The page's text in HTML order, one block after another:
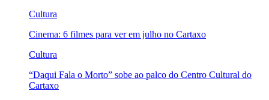
Cultura
Cinema: 6 filmes para ver em julho no Cartaxo
Cultura
“Daqui Fala o Morto” sobe ao palco do Centro Cultural do
Cartaxo